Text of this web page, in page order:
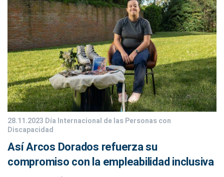
28.11.2023 Día Internacional de las Personas con
Discapacidad
Así Arcos Dorados refuerza su
compromiso con la empleabilidad inclusiva